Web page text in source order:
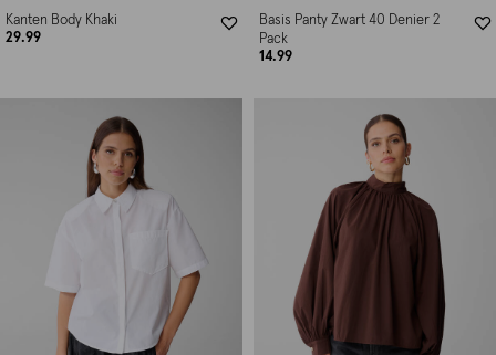
Kanten Body Khaki
29.99
Basis Panty Zwart 40 Denier 2
Pack
14.99